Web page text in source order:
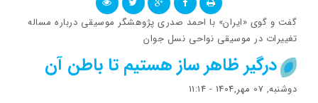
گفت و گوی «ایران» با احمد صدری پژوهشگر موسیقی درباره مساله
تغییرات در موسیقی نواحی نسل جوان
درگیر ظاهر ساز هستیم تا باطن آن
دوشنبه, 07 مهر,1404 - 11:14